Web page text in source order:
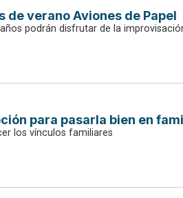
de verano Aviones de Papel
podrán disfrutar de la
para pasarla bien en
los vínculos familiares